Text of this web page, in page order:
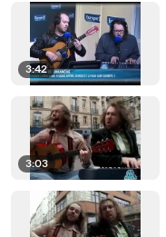
3:42
3:03